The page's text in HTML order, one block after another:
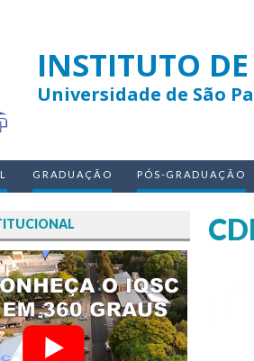
INSTITUTO
Universidade de São
GRADUAÇÃO PÓS-GRADUAÇÃO